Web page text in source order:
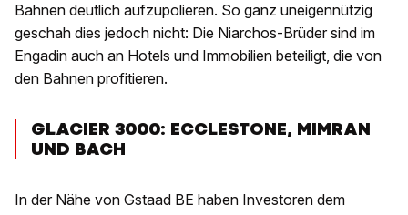
Bahnen deutlich aufzupolieren. So ganz uneigennützig
geschah dies jedoch nicht: Die Niarchos-Brüder sind im
Engadin auch an Hotels und Immobilien beteiligt, die von
den Bahnen profitieren.
GLACIER 3000: ECCLESTONE, MIMRAN
UND BACH
In der Nähe von Gstaad BE haben Investoren dem